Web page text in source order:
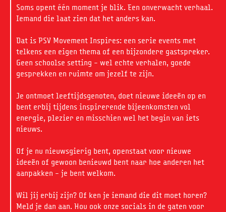
Soms opent één moment je blik. Een onverwacht verhaal.
Iemand die laat zien dat het anders kan.
Dat is PSV Movement Inspires: een serie events met
telkens een eigen thema of een bijzondere gastspreker.
Geen schoolse setting – wel echte verhalen, goede
gesprekken en ruimte om jezelf te zijn.
Je ontmoet leeftijdsgenoten, doet nieuwe ideeën op en
bent erbij tijdens inspirerende bijeenkomsten vol
energie, plezier en misschien wel het begin van iets
nieuws.
Of je nu nieuwsgierig bent, openstaat voor nieuwe
ideeën of gewoon benieuwd bent naar hoe anderen het
aanpakken – je bent welkom.
Wil jij erbij zijn? Of ken je iemand die dit moet horen?
Meld je dan aan. Hou ook onze socials in de gaten voor